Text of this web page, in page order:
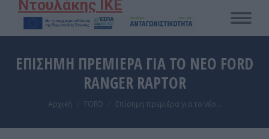
Ντουλάκης ΙΚΕ
ΕΠΊΣΗΜΗ ΠΡΕΜΙΈΡΑ ΓΙΑ ΤΟ ΝΈΟ FORD
RANGER RAPTOR
You are here:
Αρχική FORD Επίσημη πρεμιέρα για το νέο…